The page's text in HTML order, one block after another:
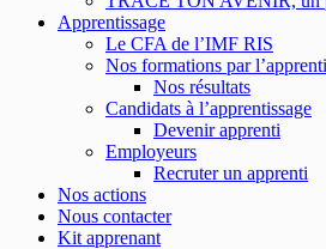
Apprentissage
Le CFA de l’IMF RIS
Nos formations par
Nos résultats
Candidats à l’apprentissage
Devenir apprenti
Employeurs
Recruter un apprenti
Nos actions
Nous contacter
Kit apprenant